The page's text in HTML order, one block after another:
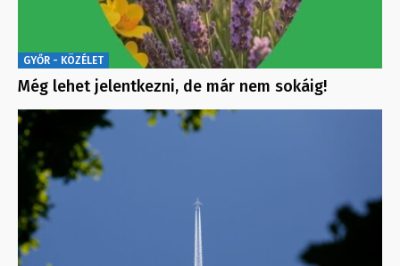
GYŐR - KÖZÉLET
Még lehet jelentkezni, de már nem sokáig!